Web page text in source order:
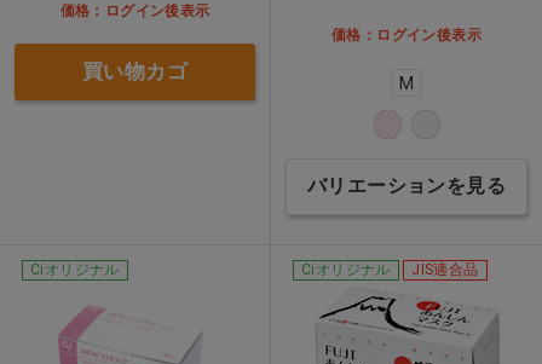
価格：ログイン後表示
買い物カゴ
価格：ログイン後表示
M
バリエーションを見る
Ciオリジナル Ciオリジナル JIS適合品